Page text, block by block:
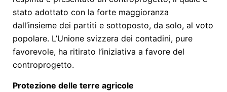
stato adottato con la forte maggioranza
dall’insieme dei partiti e sottoposto, da solo, al voto
popolare. L’Unione svizzera dei contadini, pure
favorevole, ha ritirato l’iniziativa a favore del
controprogetto.
Protezione delle terre agricole